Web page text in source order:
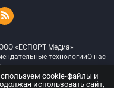
ООО «ЕСПОРТ Медиа»
технологииО нас
права защищены
cookie-файлы и
использовать сайт,